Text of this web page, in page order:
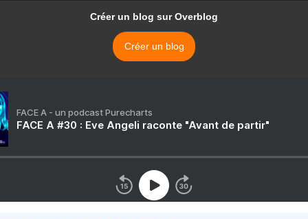
Créer un blog sur Overblog
Créer un blog
FACE A - un podcast Purecharts
FACE A #30 : Eve Angeli raconte "Avant de partir"